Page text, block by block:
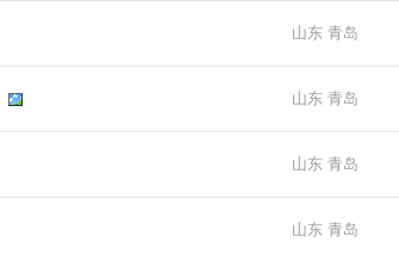
山东 青岛
山东 青岛
山东 青岛
山东 青岛